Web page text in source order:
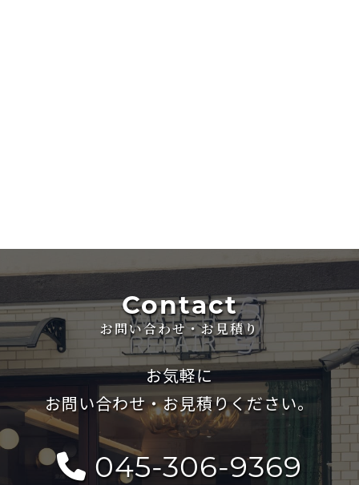
Contact
お問い合わせ・お見積り
お気軽に
お問い合わせ・お見積りください。
045-306-9369